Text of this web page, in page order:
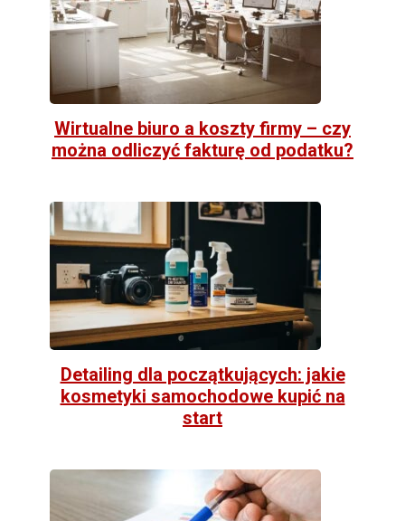
Wirtualne biuro a koszty firmy – czy
można odliczyć fakturę od podatku?
Detailing dla początkujących: jakie
kosmetyki samochodowe kupić na
start